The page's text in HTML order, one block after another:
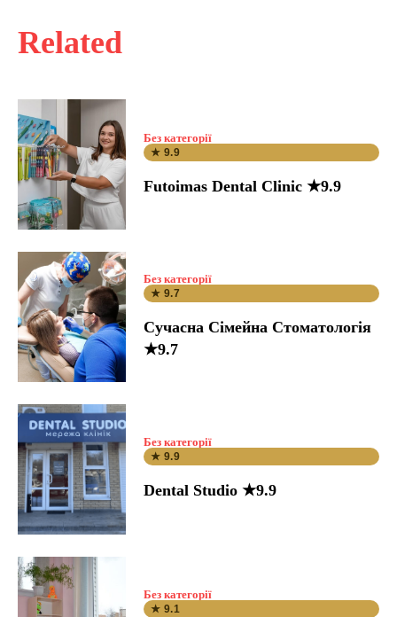
Related
Без категорії
★ 9.9
Futoimas Dental Clinic ★9.9
Без категорії
★ 9.7
Сучасна Сімейна Стоматологія
★9.7
Без категорії
★ 9.9
Dental Studio ★9.9
Без категорії
★ 9.1